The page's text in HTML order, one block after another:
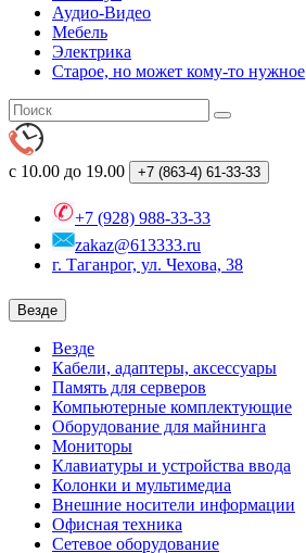
Аудио-Видео
Мебель
Электрика
Старое, но может кому-то нужное
с 10.00 до 19.00 +7 (863-4) 61-33-33
+7 (928) 988-33-33
zakaz@613333.ru
г. Таганрог, ул. Чехова, 38
Везде
Везде
Кабели, адаптеры, аксессуары
Память для серверов
Компьютерные комплектующие
Оборудование для майнинга
Мониторы
Клавиатуры и устройства ввода
Колонки и мультимедиа
Внешние носители информации
Офисная техника
Сетевое оборудование